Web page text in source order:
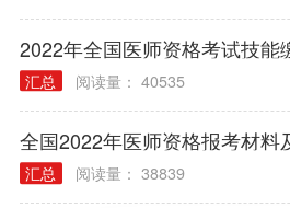
汇总 阅读量： 40535
汇总 阅读量： 38839